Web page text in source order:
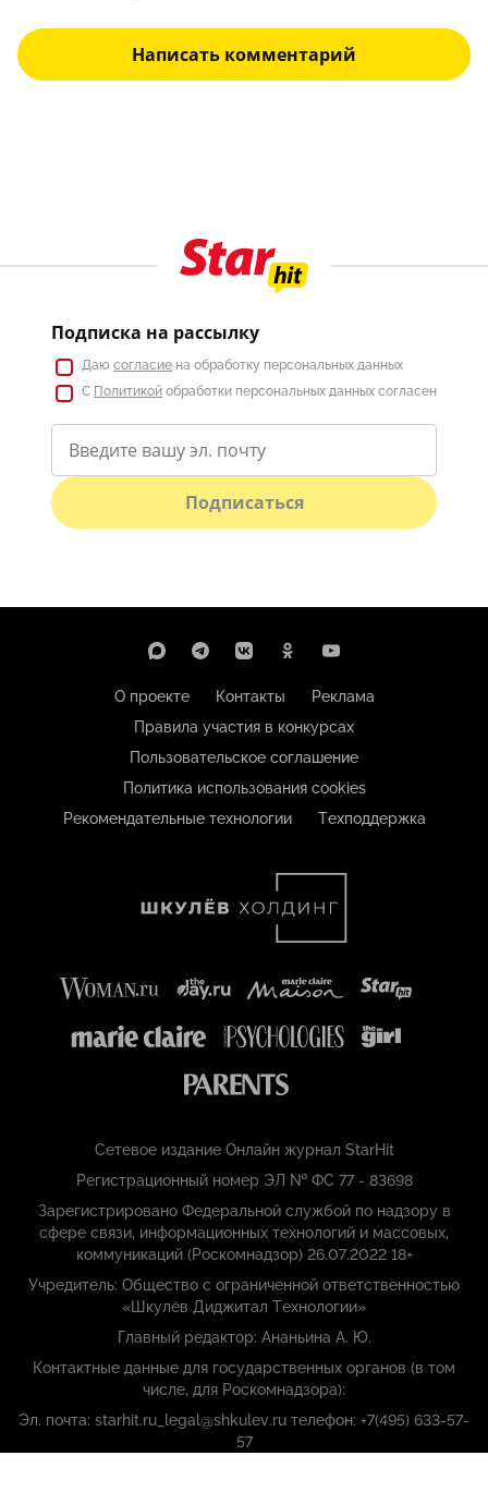
Написать комментарий
Подписка на рассылку
Даю согласие на обработку персональных данных
С Политикой обработки персональных данных согласен
Подписаться
О проекте Контакты
Реклама
Правила участия в конкурсах
Пользовательское соглашение
Политика использования cookies
Рекомендательные технологии
Техподдержка
Сетевое издание Онлайн журнал StarHit
Регистрационный номер ЭЛ № ФС 77 - 83698
Зарегистрировано Федеральной службой по надзору в
сфере связи, информационных технологий и массовых,
коммуникаций (Роскомнадзор) 26.07.2022 18+
Учредитель: Общество с ограниченной ответственностью
«Шкулёв Диджитал Технологии»
Главный редактор: Ананьина А. Ю.
Контактные данные для государственных органов (в том
числе, для Роскомнадзора):
Эл. почта: starhit.ru_legal@shkulev.ru телефон: +7(495) 633-57-
57